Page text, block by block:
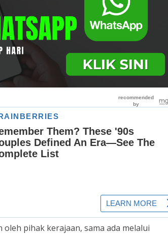
pihak kerajaan, sama ada melalui